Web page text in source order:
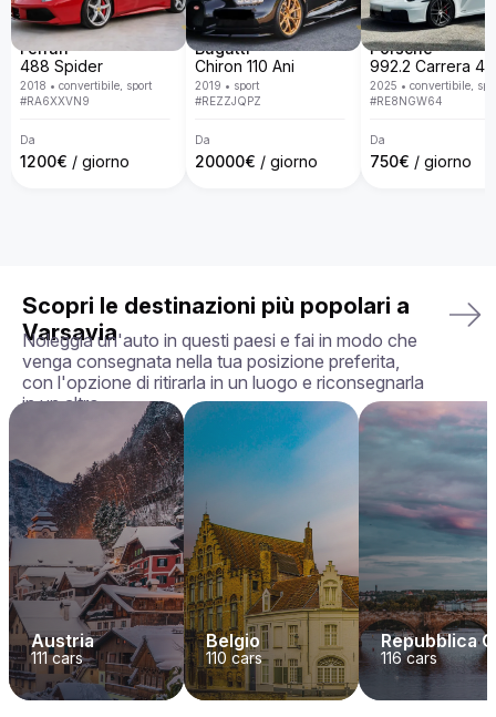
lusso con una flotta disponibile in tutta Europa. Con un
servizio personalizzato, consegna porta a porta, politiche
trasparenti e la garanzia di ricevere l'auto esattamente come
la hai scelta, in perfette condizioni, rendiamo la tua
esperienza di noleggio semplice, piacevole e su misura per
le tue esigenze.
La tua auto perfetta ti aspetta — prenota oggi la tua Aston
Martin Vanquish!
Ferrari
488 Spider
2018 • convertibile, sport
#RA6XXVN9
Da
1200€ / giorno
Bugatti
Chiron 110 Ani
2019 • sport
#REZZJQPZ
Da
20000€ / giorno
Porsche
2025 • convertibile,
#RE8NGW64
Da
750€ / giorno
Scopri le destinazioni più popolari a
Varsavia
Noleggia un'auto in questi paesi e fai in modo che
venga consegnata nella tua posizione preferita,
con l'opzione di ritirarla in un luogo e riconsegnarla
in un altro.
Austria
111cars
Belgio
110 cars
Repubblica
116cars